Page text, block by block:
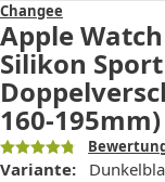
Changee
Apple
Silikon
160-
Variante: